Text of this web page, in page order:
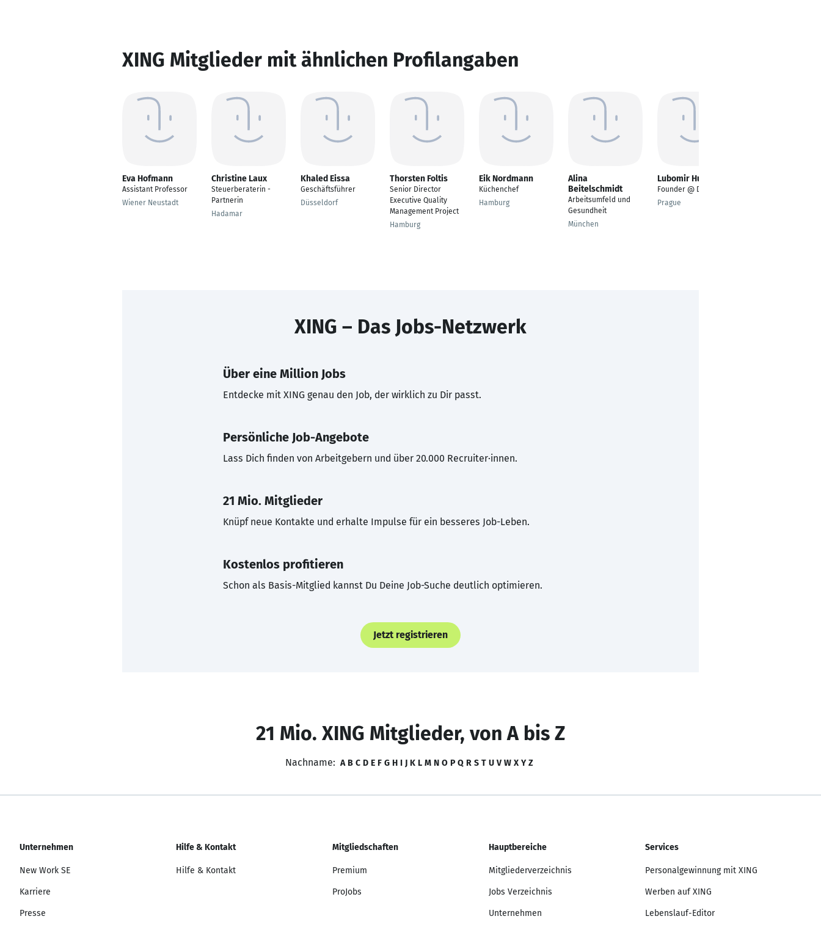
XING Mitglieder mit ähnlichen Profilangaben
Eva Hofmann
Assistant Professor
Wiener Neustadt
Christine Laux
Steuerberaterin -
Partnerin
Hadamar
Khaled Eissa
Geschäftsführer
Düsseldorf
Thorsten Foltis
Senior Director
Executive Quality
Management Project
Hamburg
Eik Nordmann
Küchenchef
Hamburg
Alina
Beitelschmidt
Arbeitsumfeld und
Gesundheit
München
Lubomir Husar
Founder @ Data21.io
Prague
XING – Das Jobs-Netzwerk
Über eine Million Jobs
Entdecke mit XING genau den Job, der wirklich zu Dir passt.
Persönliche Job-Angebote
Lass Dich finden von Arbeitgebern und über 20.000 Recruiter·innen.
21 Mio. Mitglieder
Knüpf neue Kontakte und erhalte Impulse für ein besseres Job-Leben.
Kostenlos profitieren
Schon als Basis-Mitglied kannst Du Deine Job-Suche deutlich optimieren.
Jetzt registrieren
21 Mio. XING Mitglieder, von A bis Z
Nachname: A B C D E F G H I J K L M N O P Q R S T U V W X Y Z
Unternehmen
New Work SE
Karriere
Presse
Hilfe & Kontakt
Hilfe & Kontakt
Mitgliedschaften
Premium
ProJobs
Hauptbereiche
Mitgliederverzeichnis
Jobs Verzeichnis
Unternehmen
Services
Personalgewinnung mit XING
Werben auf XING
Lebenslauf-Editor